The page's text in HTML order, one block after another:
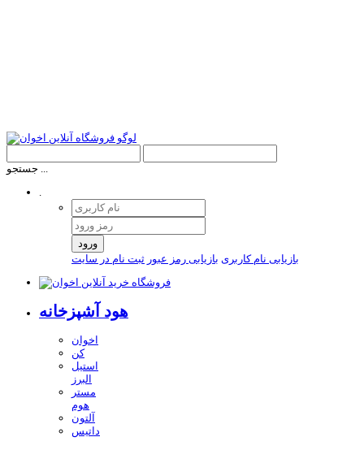
جستجو ...
.
ورود
بازیابی نام کاربری بازیابی رمز عبور ثبت نام در سایت
هود آشپزخانه
اخوان
کن
استیل
البرز
مستر
هوم
آلتون
داتیس